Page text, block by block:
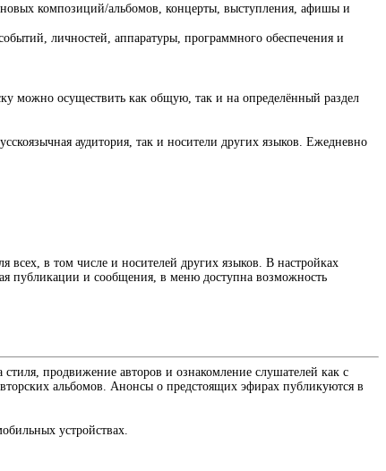
новых композиций/альбомов, концерты, выступления, афишы и
личностей, аппаратуры, программного обеспечения и
можно осуществить как общую, так и на определённый раздел
аудитория, так и носители других языков. Ежедневно
всех, в том числе и носителей других языков. В настройках
публикации и сообщения, в меню доступна возможность
стиля, продвижение авторов и ознакомление слушателей как с
альбомов. Анонсы о предстоящих эфирах публикуются в
устройствах.